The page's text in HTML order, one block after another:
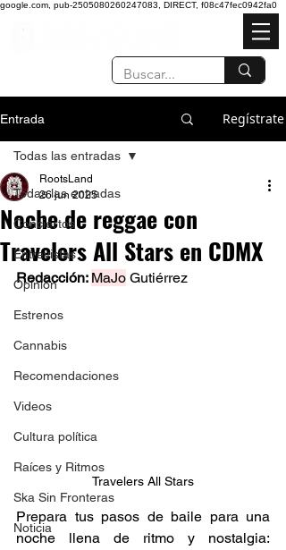
google.com, pub-2505080260247083, DIRECT, f08c47fec0942fa0
Entrada Regístrate
Todas las entradas
Conciertos
Entrevistas
Opinión
Estrenos
Cannabis
Recomendaciones
Videos
Cultura política
Raíces y Ritmos
Ska Sin Fronteras
Noticia
Todas las entradas
Noche de reggae con
Travelers All Stars en CDMX
RootsLand
26 jun 2025
Redacción: MaJo Gutiérrez
Travelers All Stars
Prepara tus pasos de baile para una
noche llena de ritmo y nostalgia: